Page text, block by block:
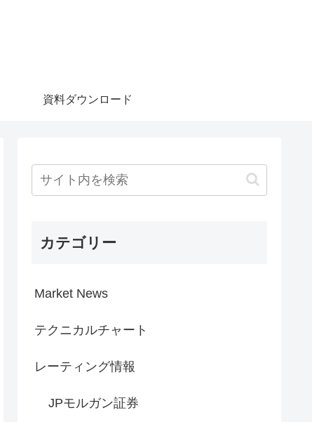
資料ダウンロード
カテゴリー
Market News
テクニカルチャート
レーティング情報
JPモルガン証券